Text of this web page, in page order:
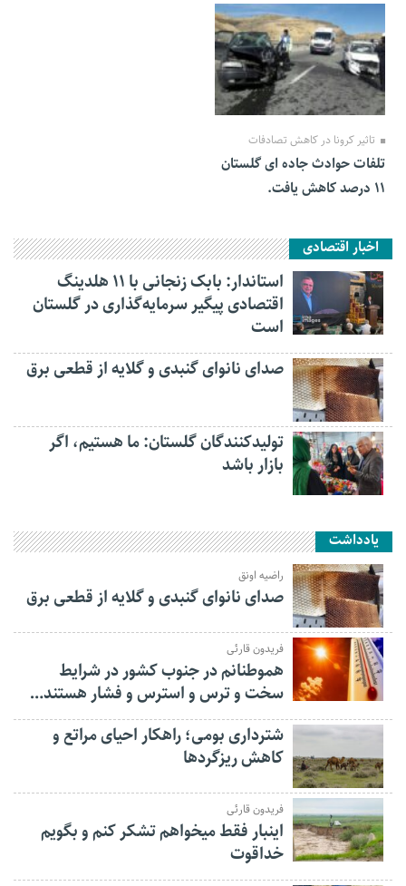
04 آبان 1399
تاثیر کرونا در کاهش تصادفات
تلفات حوادث جاده ای گلستان
۱۱ درصد کاهش یافت.
اخبار اقتصادی
استاندار: بابک زنجانی با ۱۱ هلدینگ
اقتصادی پیگیر سرمایه‌گذاری در گلستان
است
صدای نانوای گنبدی و گلایه از قطعی برق
تولیدکنندگان گلستان: ما هستیم، اگر
بازار باشد
یادداشت
راضیه اونق
صدای نانوای گنبدی و گلایه از قطعی برق
فریدون قارئی
هموطنانم در جنوب کشور در شرایط
سخت و ترس و استرس و فشار هستند…
شترداری بومی؛ راهکار احیای مراتع و
کاهش ریزگردها
فریدون قارئی
اینبار فقط میخواهم تشکر کنم و بگویم
خداقوت